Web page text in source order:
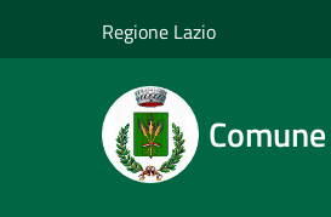
Regione Lazio